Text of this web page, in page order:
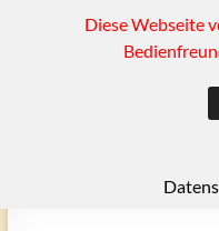
Diese Webseite